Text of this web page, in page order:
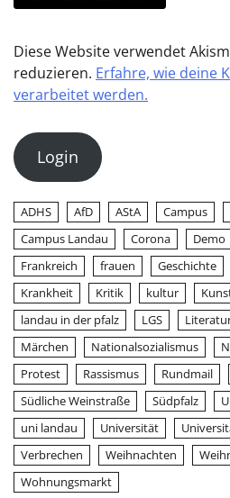
Diese Website verwendet
reduzieren. Erfahre, wie deine
verarbeitet werden.
Login
ADHS AfD AStA Campus
Campus Landau
Corona Demo
Frankreich
frauen Geschichte
Krankheit
Kritik kultur
landau in der pfalz
LGS
Märchen
Nationalsozialismus
Protest
Rassismus Rundmail
Südliche Weinstraße
Südpfalz
uni landau
Universität
Verbrechen
Weihnachten
Wohnungsmarkt